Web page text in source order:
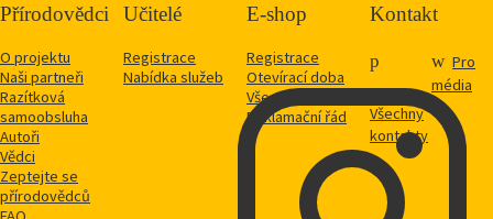
Přírodovědci
O projektu
Naši partneři
Razítková
samoobsluha
Autoři
Vědci
Zeptejte se
přírodovědců
Učitelé
Registrace
Nabídka služeb
E-shop
Registrace
Otevírací doba
Vše o nákupu
Reklamační řád
Kontakt
Všechny
kontakty
Pro
média